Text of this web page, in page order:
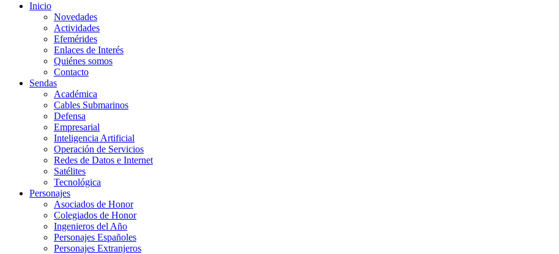
Inicio
Novedades
Actividades
Efemérides
Enlaces de Interés
Quiénes somos
Contacto
Sendas
Académica
Cables Submarinos
Defensa
Empresarial
Inteligencia Artificial
Operación de Servicios
Redes de Datos e Internet
Satélites
Tecnológica
Personajes
Asociados de Honor
Colegiados de Honor
Ingenieros del Año
Personajes Españoles
Personajes Extranjeros